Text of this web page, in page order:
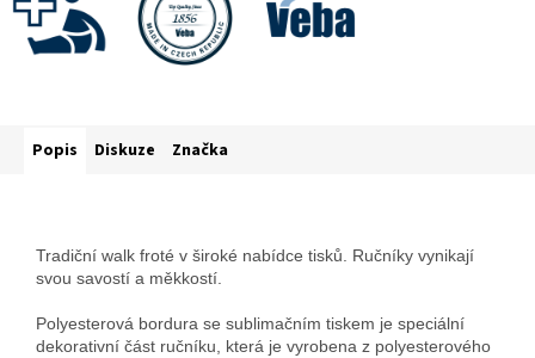
Popis Diskuze Značka
Tradiční walk froté v široké nabídce tisků. Ručníky vynikají
svou savostí a měkkostí.
Polyesterová bordura se sublimačním tiskem je speciální
dekorativní část ručníku, která je vyrobena z polyesterového